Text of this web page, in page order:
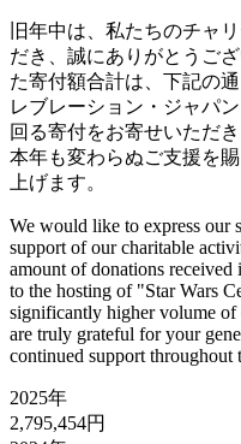
旧年中は、私たちのチャ
だき、誠にありがとうご
た寄付額合計は、下記の
レブレーション・ジャパ
回る寄付をお寄せいただ
本年も変わらぬご支援を
上げます。
We would like to express our
support of our charitable
amount of donations
to the hosting of "Star Wars
significantly higher volume of
are truly grateful for your
continued support throughout
2025年
2,795,454円